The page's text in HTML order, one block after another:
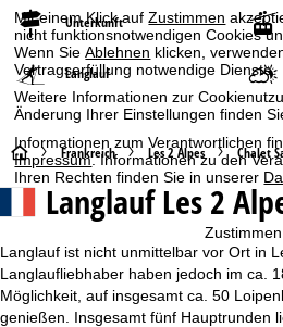
Mit einem Klick aufZustimmen
nicht funktionsnotwendigen Cookies
Wenn SieAblehnen klicken,
Vertragserfüllung notwendige Dienste.
Weitere Informationen zur
Änderung Ihrer Einstellungen finden
Informationen zum Verantwortlichen
Impressum. Informationen zu den
Ihren Rechten finden Sie in unserer
Zustimmen
Unterkunft
Langlauf
S
r
Frankreich Les 2 Alpes Chalet
Langlauf Les 2
Langlauf ist nicht unmittelbar vor Ort in
Langlaufliebhaber haben jedoch im ca.
Möglichkeit, auf insgesamt ca. 50
genießen. Insgesamt fünf Hauptrunden